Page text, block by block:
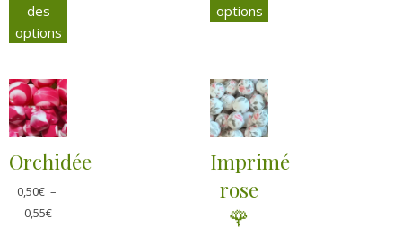
des
options
options
Orchidée
0,50€ –
0,55€
Imprimé
rose
🌹